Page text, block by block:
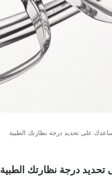
على تحديد درجة نظارتك الطبية
درجة نظارتك الطبية